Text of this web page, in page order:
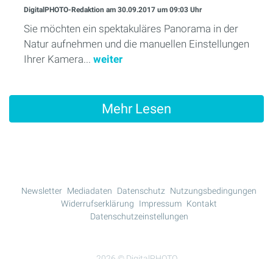
DigitalPHOTO-Redaktion am 30.09.2017 um 09:03 Uhr
Sie möchten ein spektakuläres Panorama in der
Natur aufnehmen und die manuellen Einstellungen
Ihrer Kamera... weiter
Mehr Lesen
Newsletter Mediadaten Datenschutz
Nutzungsbedingungen
Widerrufserklärung
Impressum Kontakt
Datenschutzeinstellungen